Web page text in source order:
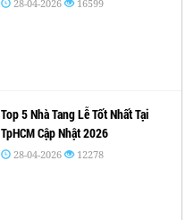
28-04-2026 16599
Top 5 Nhà Tang Lễ Tốt Nhất Tại
TpHCM Cập Nhật 2026
28-04-2026 12278